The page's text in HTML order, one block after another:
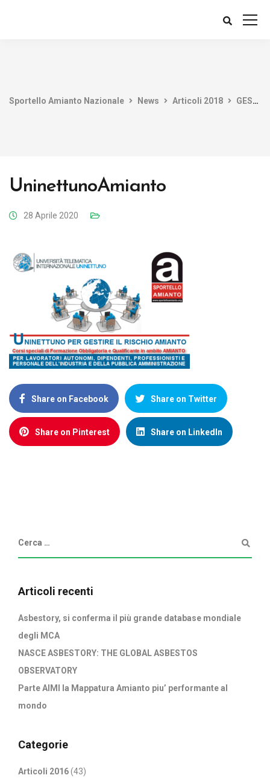
Sportello Amianto Nazionale News Articoli 2018 GESTIONE DEL RISCHIO AMIANTO: UNINETTUNO APRE ALLA FORMAZIONE SPECIALISTICA
UninettunoAmianto
28 Aprile 2020
Share on Facebook Share on Twitter
Share on Pinterest Share on LinkedIn
Articoli recenti
Asbestory, si conferma il più grande database mondiale
degli MCA
NASCE ASBESTORY: THE GLOBAL ASBESTOS
OBSERVATORY
Parte AIMI la Mappatura Amianto piu’ performante al
mondo
Categorie
Articoli 2016(43)